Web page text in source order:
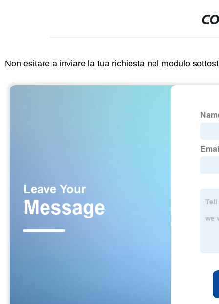
Non esitare a inviare la tua richiesta nel modulo